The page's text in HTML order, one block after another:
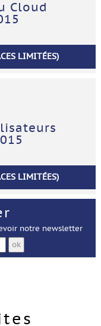
Cloud
LIMITÉES)
LIMITÉES)
notre newsletter